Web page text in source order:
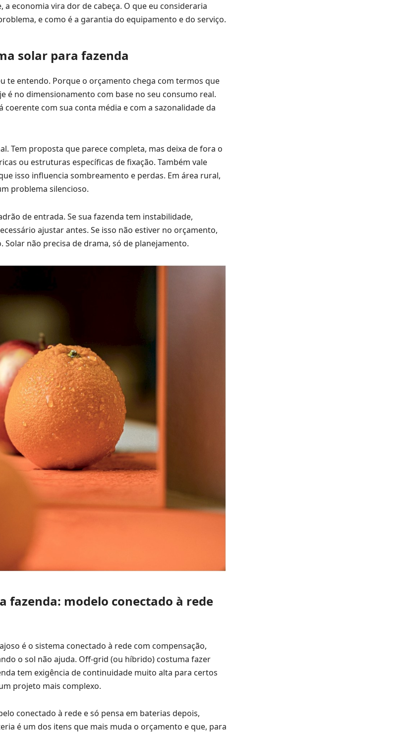
economia vira dor de cabeça. O que eu consideraria
e como é a garantia do equipamento e do serviço.
solar para fazenda
te entendo. Porque o orçamento chega com termos que
é no dimensionamento com base no seu consumo real.
coerente com sua conta média e com a sazonalidade da
Tem proposta que parece completa, mas deixa de fora o
ou estruturas específicas de fixação. Também vale
isso influencia sombreamento e perdas. Em área rural,
problema silencioso.
de entrada. Se sua fazenda tem instabilidade,
ajustar antes. Se isso não estiver no orçamento,
não precisa de drama, só de planejamento.
fazenda: modelo conectado à rede
é o sistema conectado à rede com compensação,
o sol não ajuda. Off-grid (ou híbrido) costuma fazer
tem exigência de continuidade muito alta para certos
projeto mais complexo.
conectado à rede e só pensa em baterias depois,
é um dos itens que mais muda o orçamento e que, para